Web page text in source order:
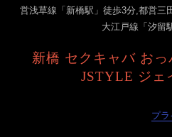
営浅草線「新橋駅」徒歩3分,都営三
大江戸線「汐留
新橋 セクキャバ お
JSTYLE ジェ
プ